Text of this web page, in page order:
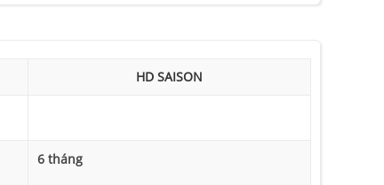
HD SAISON
6 tháng